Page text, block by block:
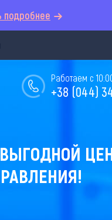
подробнее
Работаем с
+38 (044)